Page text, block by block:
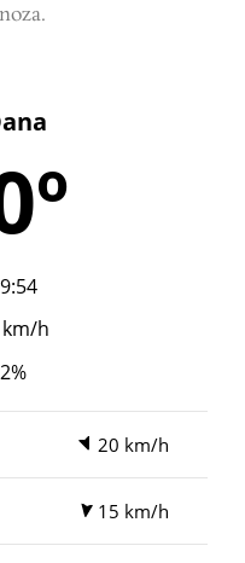
km/h
2%
20 km/h
15 km/h